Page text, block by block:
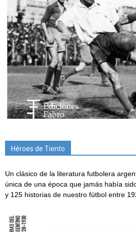
Héroes de Tiento
Un clásico de la literatura futbolera
única de una época que jamás había
y 125 historias de nuestro fútbol entre